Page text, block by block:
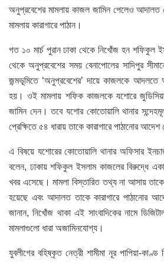
অনুপ্রবেশের মামলায় কাজল জামিন পেলেও আদালত
মামলায় কারাগারে পাঠান।
গত ১০ মার্চ পুরান ঢাকা থেকে নিখোঁজ হন শফিকুল
থেকে অনুপ্রবেশের সময় বেনাপোলের সাদিপুর
জন্মভূমিতে ‘অনুপ্রবেশের’ দায়ে কাজলকে আদলতে
হয়। ওই মামলায় শফিক কাজলকে যশোরে
জামিন দেন। তবে যশোর কোতোয়ালি থানার
প্রেক্ষিতে ৫৪ ধারায় তাকে কারাগারে পাঠানোর
এ বিষয়ে যশোরের কোতোয়ালি থানার অফিসার
বলেন, ঢাকায় শফিকুল ইসলাম কাজলের বিরুদ্ধে
খবর এসেছে। মামলা বিস্তারিত তথ্য না আসায়
হয়েছে এবং আদালত তাকে কারাগারে পাঠানোর
জানান, নিখোঁজ থাকা এই সাংবাদিকের নামে
মামলাগুলো ধারা অজামিনযোগ্য।
যুবলীগের বহিষ্কৃত নেত্রী শামীমা নূর পাপিয়া-